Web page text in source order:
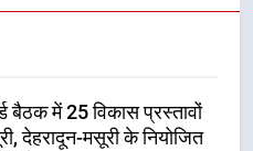
बैठक में 25 विकास प्रस्तावों
देहरादून-मसूरी के नियोजित